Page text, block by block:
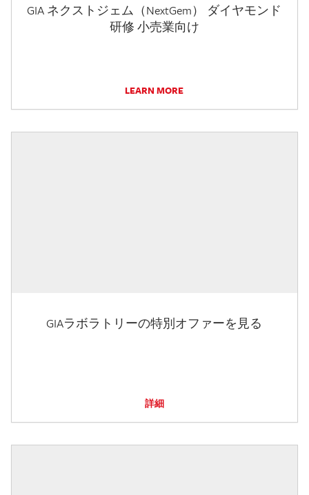
GIA ネクストジェム（NextGem） ダイヤモンド
研修 小売業向け
LEARN MORE
GIAラボラトリーの特別オファーを見る
詳細